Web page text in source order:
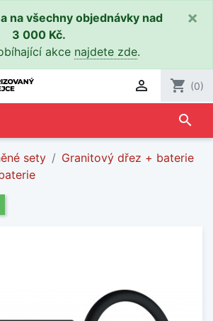
na všechny objednávky nad
3 000 Kč.
akce najdete zde.
×
 shopping_cart (0)
search
sety
Granitový dřez + baterie